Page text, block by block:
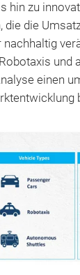
hin zu
die die
und
einen